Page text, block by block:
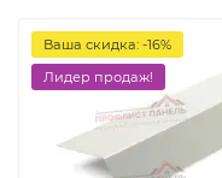
Ваша скидка: -16%
Лидер продаж!